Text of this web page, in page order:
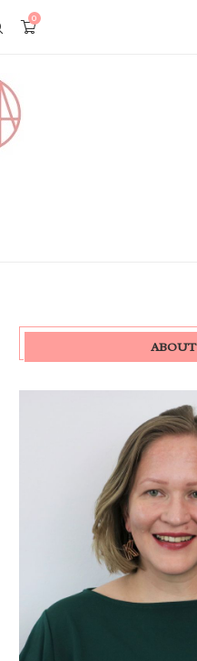
0
ABOUT